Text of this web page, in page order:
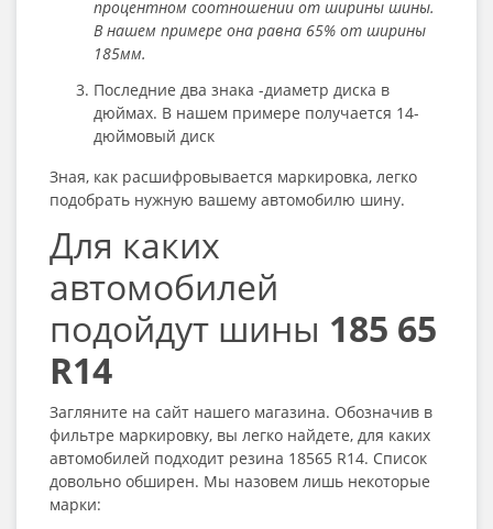
процентном соотношении от ширины шины.
В нашем примере она равна 65% от ширины
185мм.
Последние два знака -диаметр диска в
дюймах. В нашем примере получается 14-
дюймовый диск
Зная, как расшифровывается маркировка, легко
подобрать нужную вашему автомобилю шину.
Для каких
автомобилей
подойдут шины 185 65
R14
Загляните на сайт нашего магазина. Обозначив в
фильтре маркировку, вы легко найдете, для каких
автомобилей подходит резина 18565 R14. Список
довольно обширен. Мы назовем лишь некоторые
марки: